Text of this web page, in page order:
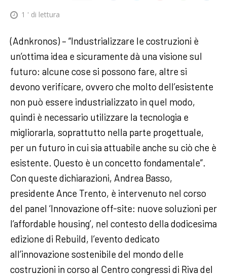
1 ' di lettura
(Adnkronos) – “Industrializzare le costruzioni è
un’ottima idea e sicuramente dà una visione sul
futuro: alcune cose si possono fare, altre si
devono verificare, ovvero che molto dell’esistente
non può essere industrializzato in quel modo,
quindi è necessario utilizzare la tecnologia e
migliorarla, soprattutto nella parte progettuale,
per un futuro in cui sia attuabile anche su ciò che è
esistente. Questo è un concetto fondamentale”.
Con queste dichiarazioni, Andrea Basso,
presidente Ance Trento, è intervenuto nel corso
del panel ‘Innovazione off-site: nuove soluzioni per
l’affordable housing’, nel contesto della dodicesima
edizione di Rebuild, l’evento dedicato
all’innovazione sostenibile del mondo delle
costruzioni in corso al Centro congressi di Riva del